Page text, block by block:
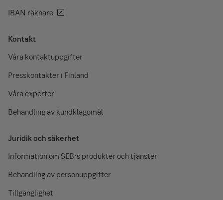
IBAN räknare
Kontakt
Våra kontaktuppgifter
Presskontakter i Finland
Våra experter
Behandling av kundklagomål
Juridik och säkerhet
Information om SEB:s produkter och tjänster
Behandling av personuppgifter
Tillgänglighet